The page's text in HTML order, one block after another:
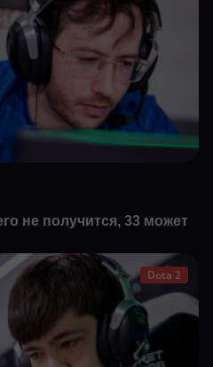
не получится, 33 может
Dota 2